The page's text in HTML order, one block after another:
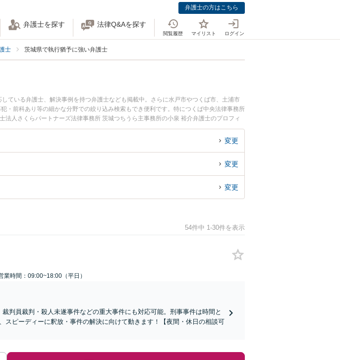
弁護士の方はこちら
弁護士を探す 法律Q&Aを探す
閲覧履歴 マイリスト ログイン
士 茨城県で執行猶予に強い弁護士
ている弁護士、解決事例を持つ弁護士なども掲載中。さらに水戸市やつくば市、土浦市
・前科あり等の細かな分野での絞り込み検索もでき便利です。特につくば中央法律事務所
人さくらパートナーズ法律事務所 茨城つちうら主事務所の小泉 裕介弁護士のプロフィ
執行猶予のトラブルを今すぐに弁護士に相談したい』『執行猶予のトラブル解決の実績豊
弁護士に相談予約したい』などでお困りの相談者さんにおすすめです。
変更
変更
変更
54件中 1-30件を表示
業時間：09:00~18:00（平日）
裁判員裁判・殺人未遂事件などの重大事件にも対応可能。刑事事件は時間と
スピーディーに釈放・事件の解決に向けて動きます！【夜間・休日の相談可